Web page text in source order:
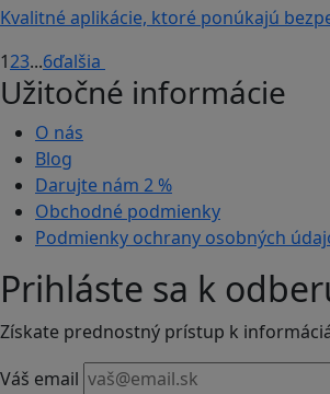
Kvalitné aplikácie, ktoré ponúkajú
123...6ďalšia
Užitočné informácie
O nás
Blog
Darujte nám 2 %
Obchodné podmienky
Podmienky ochrany osobných
Prihláste sa k
Získate prednostný prístup k
Váš email